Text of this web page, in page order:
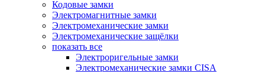
Кодовые замки
Электромагнитные замки
Электромеханические замки
Электромеханические защёлки
показать все
Электроригельные замки
Электромеханические замки CISA